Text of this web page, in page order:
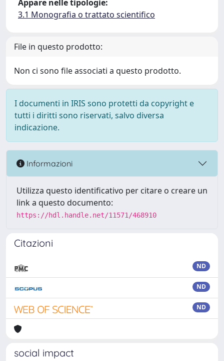
Appare nelle tipologie:
3.1 Monografia o trattato scientifico
File in questo prodotto:
Non ci sono file associati a questo prodotto.
I documenti in IRIS sono protetti da copyright e
tutti i diritti sono riservati, salvo diversa
indicazione.
Informazioni
Utilizza questo identificativo per citare o creare un
link a questo documento:
https://hdl.handle.net/11571/468910
Citazioni
ND
ND
ND
social impact